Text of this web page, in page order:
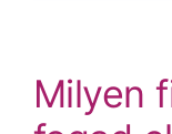
Milyen